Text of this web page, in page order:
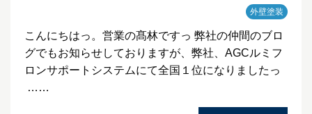
外壁塗装
こんにちはっ。営業の髙林ですっ 弊社の仲間のブロ
グでもお知らせしておりますが、弊社、AGCルミフ
ロンサポートシステムにて全国１位になりましたっ
……